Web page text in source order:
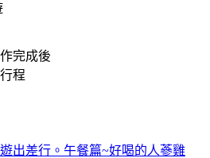
完成後
程
出差行。午餐篇~好喝的人蔘雞